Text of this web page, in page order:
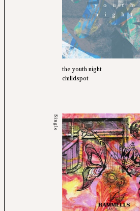
the youth night
chilldspot
Single